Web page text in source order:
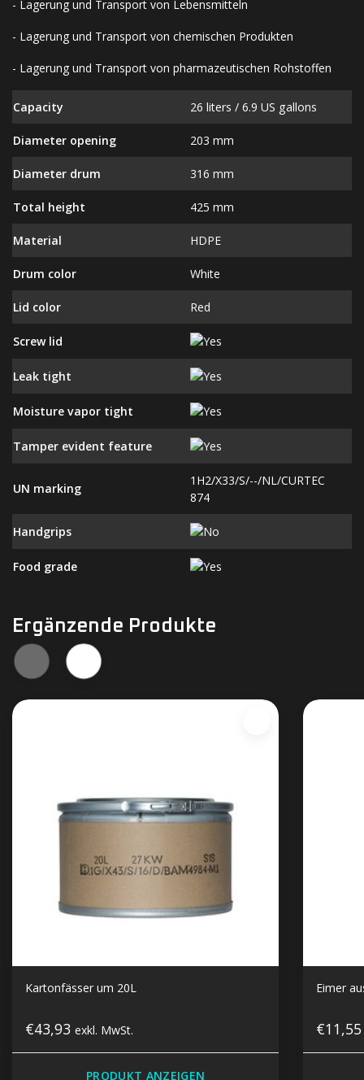
- Lagerung und Transport von Lebensmitteln
- Lagerung und Transport von chemischen Produkten
- Lagerung und Transport von pharmazeutischen Rohstoffen
Capacity 26 liters / 6.9 US gallons
Diameter opening 203 mm
Diameter drum 316 mm
Total height 425 mm
Material HDPE
Drum color White
Lid color Red
Screw lid
Leak tight
Moisture vapor tight
Tamper evident feature
UN marking
1H2/X33/S/--/NL/CURTEC
874
Handgrips
Food grade
Ergänzende Produkte
Kartonfässer um 20L
€43,93 exkl. MwSt.
PRODUKT ANZEIGEN
Eimer